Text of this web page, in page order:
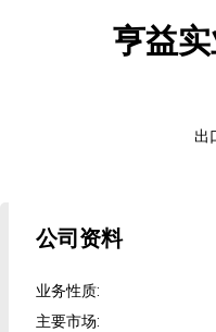
亨益
出
公司资料
业务性质:
主要市场: